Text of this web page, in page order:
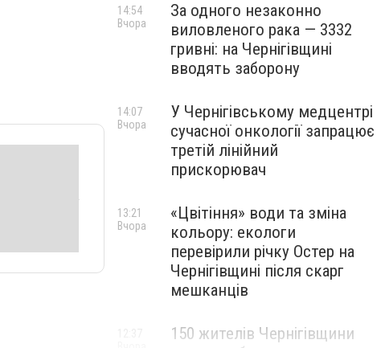
За одного незаконно
виловленого рака — 3332
гривні: на Чернігівщині
вводять заборону
14:54
Вчора
У Чернігівському медцентрі
сучасної онкології запрацює
третій лінійний
прискорювач
14:07
Вчора
«Цвітіння» води та зміна
кольору: екологи
перевірили річку Остер на
Чернігівщині після скарг
мешканців
13:21
Вчора
150 жителів Чернігівщини